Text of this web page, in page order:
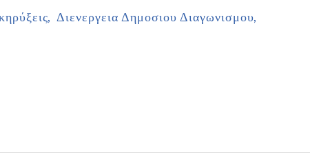
Διενεργεια Δημοσιου Διαγωνισμου